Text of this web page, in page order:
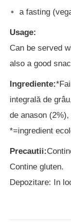
a fasting
Usage:
Can be served
also a good
Ingrediente:
integrală de
de anason (2%),
*=ingredient
Precautii:
Contine gluten.
Depozitare: In